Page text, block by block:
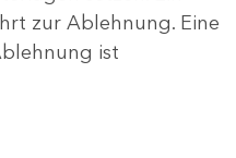
zur Ablehnung. Eine
ist